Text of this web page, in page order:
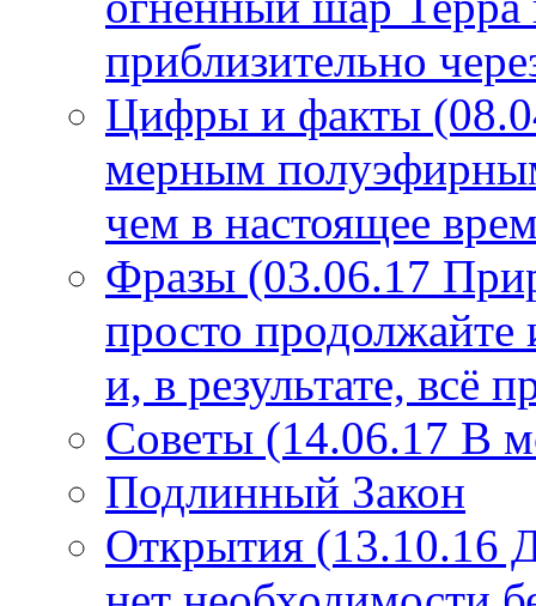
приблизительно
Цифры и факты
мерным
чем в настоящее
Фразы (03.06.17
просто продолжайте
и, в результате, всё
Советы (14.06.17 В
Подлинный Закон
Открытия (13.10.16